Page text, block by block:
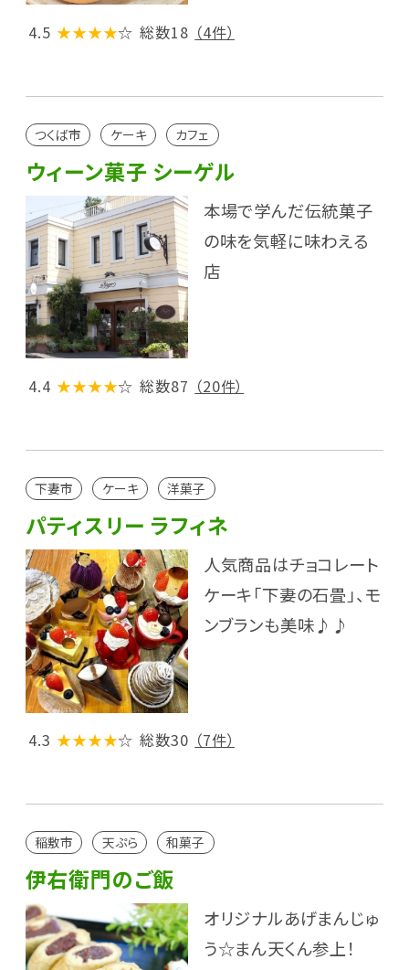
4.5 ★★★★☆ 総数18 （4件）
つくば市 ケーキ カフェ
ウィーン菓子 シーゲル
本場で学んだ伝統菓子
の味を気軽に味わえる
店
4.4 ★★★★☆ 総数87 （20件）
下妻市 ケーキ 洋菓子
パティスリー ラフィネ
人気商品はチョコレート
ケーキ「下妻の石畳」、モ
ンブランも美味♪♪
4.3 ★★★★☆ 総数30 （7件）
稲敷市 天ぷら 和菓子
伊右衛門のご飯
オリジナルあげまんじゅ
う☆まん天くん参上！